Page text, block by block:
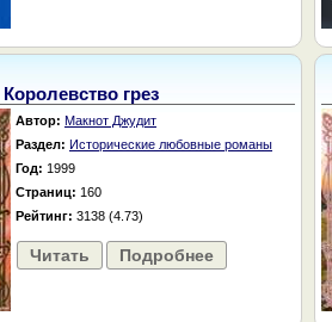
Королевство грез
Автор: Макнот Джудит
Раздел: Исторические любовные романы
Год: 1999
Страниц: 160
Рейтинг: 3138 (4.73)
Читать Подробнее